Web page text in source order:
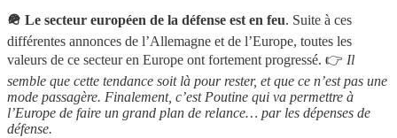
🪖 Le secteur européen de la défense est en feu. Suite à ces
différentes annonces de l’Allemagne et de l’Europe, toutes les
valeurs de ce secteur en Europe ont fortement progressé. 👉 Il
semble que cette tendance soit là pour rester, et que ce n’est pas une
mode passagère. Finalement, c’est Poutine qui va permettre à
l’Europe de faire un grand plan de relance… par les dépenses de
défense.